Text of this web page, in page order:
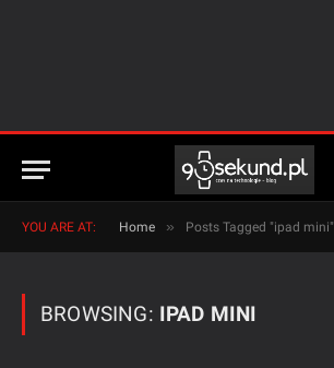
YOU ARE AT: Home » Posts Tagged "ipad mini"
BROWSING: IPAD MINI